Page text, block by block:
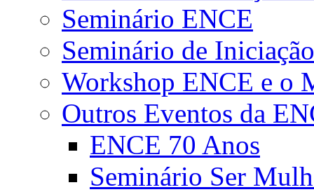
Seminário ENCE
Seminário de
Workshop ENCE e o
Outros Eventos da
ENCE 70 Anos
Seminário Ser